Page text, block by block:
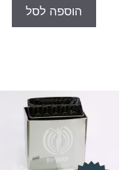
o
5
היה:
100.00 ₪.
הוספה לסל